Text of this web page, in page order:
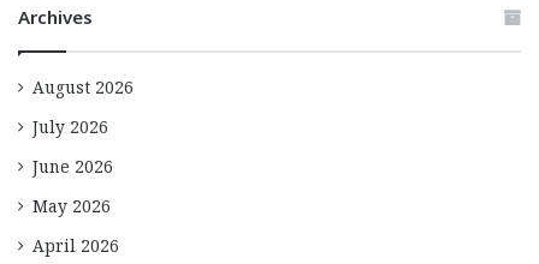
Archives
August 2026
July 2026
June 2026
May 2026
April 2026